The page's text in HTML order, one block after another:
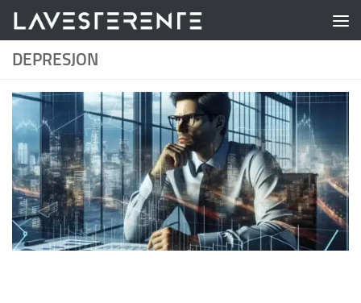
Skip to content
DEPRESJON